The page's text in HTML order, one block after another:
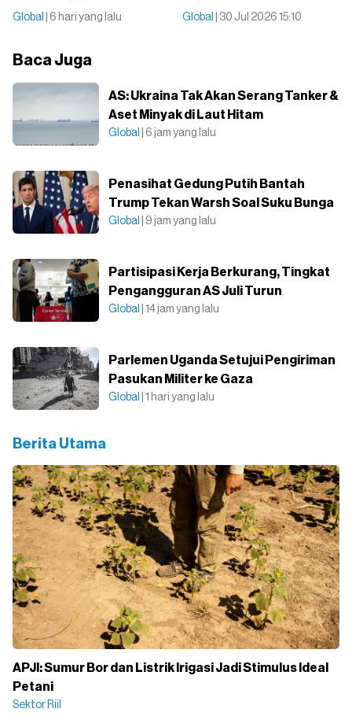
Global | 6 hari yang lalu Global | 30 Jul 2026 15:10
Baca Juga
AS: Ukraina Tak Akan Serang Tanker &
Aset Minyak di Laut Hitam
Global | 6 jam yang lalu
Penasihat Gedung Putih Bantah
Trump Tekan Warsh Soal Suku Bunga
Global | 9 jam yang lalu
Partisipasi Kerja Berkurang, Tingkat
Pengangguran AS Juli Turun
Global | 14 jam yang lalu
Parlemen Uganda Setujui Pengiriman
Pasukan Militer ke Gaza
Global | 1 hari yang lalu
Berita Utama
APJI: Sumur Bor dan Listrik Irigasi Jadi Stimulus Ideal
Petani
Sektor Riil